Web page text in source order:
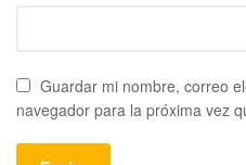
Guardar mi nombre, correo
navegador para la próxima vez